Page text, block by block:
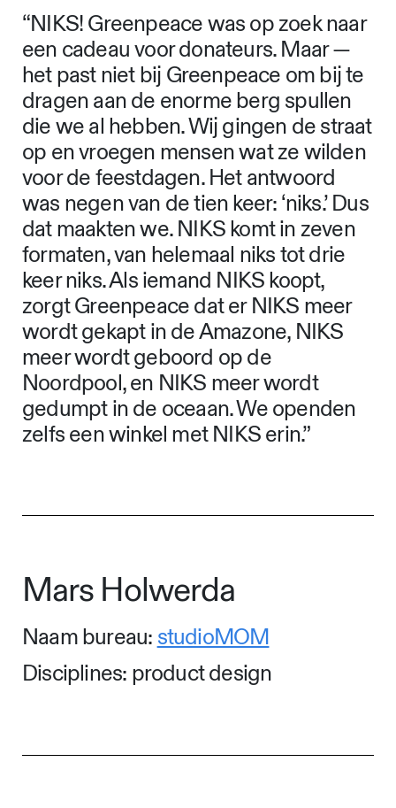
“NIKS! Greenpeace was op zoek naar
een cadeau voor donateurs. Maar —
het past niet bij Greenpeace om bij te
dragen aan de enorme berg spullen
die we al hebben. Wij gingen de straat
op en vroegen mensen wat ze wilden
voor de feestdagen. Het antwoord
was negen van de tien keer: ‘niks.’ Dus
dat maakten we. NIKS komt in zeven
formaten, van helemaal niks tot drie
keer niks. Als iemand NIKS koopt,
zorgt Greenpeace dat er NIKS meer
wordt gekapt in de Amazone, NIKS
meer wordt geboord op de
Noordpool, en NIKS meer wordt
gedumpt in de oceaan. We openden
zelfs een winkel met NIKS erin.”
Mars Holwerda
Naam bureau: studioMOM
Disciplines: product design